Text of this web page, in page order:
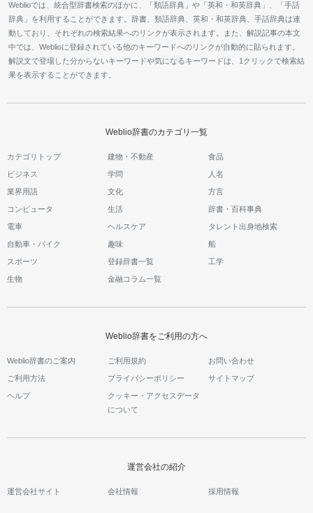
Weblioでは、統合型辞書検索のほかに、「類語辞典」や「英和・和英辞典」、「手話
辞典」を利用することができます。辞書、類語辞典、英和・和英辞典、手話辞典は連
動しており、それぞれの検索結果へのリンクが表示されます。また、解説記事の本文
中では、Weblioに登録されている他のキーワードへのリンクが自動的に貼られます。
解説文で登場した分からないキーワードや気になるキーワードは、1クリックで検索結
果を表示することができます。
Weblio辞書のカテゴリ一覧
カテゴリトップ 建物・不動産 食品
ビジネス 学問 人名
業界用語 文化 方言
コンピュータ 生活 辞書・百科事典
電車 ヘルスケア タレント出身地検索
自動車・バイク 趣味 船
スポーツ 登録辞書一覧 工学
生物 金融コラム一覧
Weblio辞書をご利用の方へ
Weblio辞書のご案内 ご利用規約 お問い合わせ
ご利用方法 プライバシーポリシー サイトマップ
ヘルプ
クッキー・アクセスデータ
について
運営会社の紹介
運営会社サイト 会社情報 採用情報